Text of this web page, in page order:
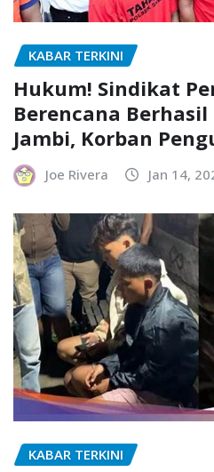
KABAR TERKINI
Hukum! Sindikat
Berencana
Jambi, Korban
Joe Rivera Jan 14,
KABAR TERKINI